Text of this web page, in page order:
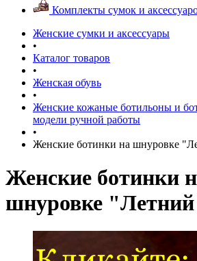
Комплекты сумок и
Женские сумки и аксессуары
•
Каталог товаров
•
Женская обувь
•
Женские кожаные ботильоны и
модели ручной работы
•
Женские ботинки на шнуровке
Женские ботинки
шнуровке